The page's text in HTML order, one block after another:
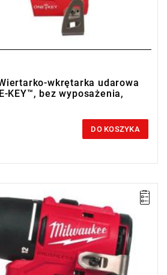
wkrętarka udarowa
KEY™, bez wyposażenia,
DO KOSZYKA